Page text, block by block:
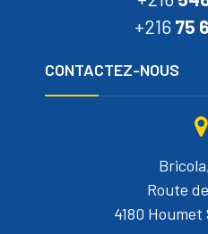
+216 75
CONTACTEZ-NOUS
Route
4180